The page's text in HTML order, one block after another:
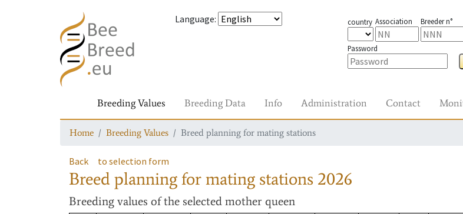
Language: country Association Breeder n°
Password
Breeding Values Breeding Data Info Administration Contact
Home Breeding Values Breed planning for mating stations
Back to selection form
Breed planning for mating stations 2026
Breeding values of the selected mother queen